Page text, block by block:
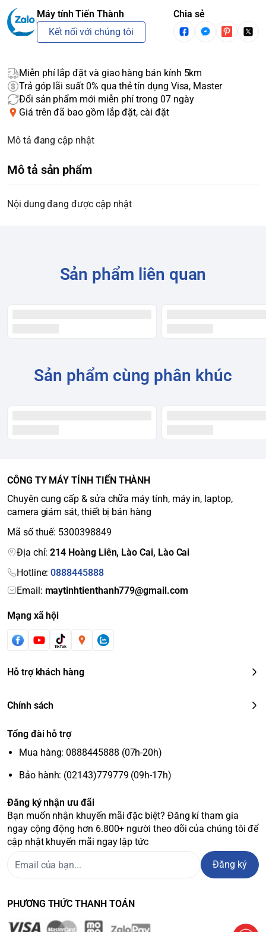
Máy tính Tiến Thành
Kết nối với chúng tôi
Chia sẻ
Miễn phí lắp đặt và giao hàng bán kính 5km
Trả góp lãi suất 0% qua thẻ tín dụng Visa, Master
Đổi sản phẩm mới miễn phí trong 07 ngày
Giá trên đã bao gồm lắp đặt, cài đặt
Mô tả đang cập nhật
Mô tả sản phẩm
Nội dung đang được cập nhật
Sản phẩm liên quan
Sản phẩm cùng phân khúc
CÔNG TY MÁY TÍNH TIẾN THÀNH
Chuyên cung cấp & sửa chữa máy tính, máy in, laptop,
camera giám sát, thiết bị bán hàng
Mã số thuế: 5300398849
Địa chỉ:214 Hoàng Liên, Lào Cai, Lào Cai
Hotline:0888445888
Email: maytinhtienthanh779@gmail.com
Mạng xã hội
Hỗ trợ khách hàng
Chính sách
Tổng đài hỗ trợ
Mua hàng: 0888445888 (07h-20h)
Bảo hành: (02143)779779 (09h-17h)
Đăng ký nhận ưu đãi
Bạn muốn nhận khuyến mãi đặc biệt? Đăng kí tham gia
ngay cộng động hơn 6.800+ người theo dõi của chúng tôi để
cập nhật khuyến mãi ngay lập tức
Đăng ký
PHƯƠNG THỨC THANH TOÁN